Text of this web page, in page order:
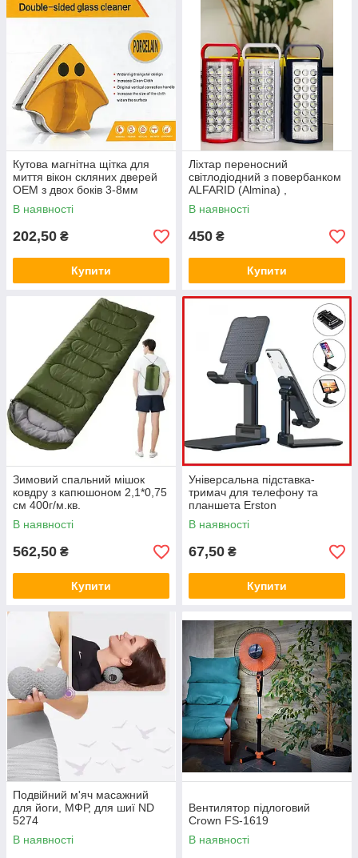
Кутова магнітна щітка для
миття вікон скляних дверей
OEM з двох боків 3-8мм
В наявності
202,50 ₴
Купити
Ліхтар переносний
світлодіодний з повербанком
ALFARID (Almina) ,
вбудований акумулятор DL-
2424 30000 MAH, 24 LED, ЗУ
В наявності
450 ₴
Купити
Зимовий спальний мішок
ковдру з капюшоном 2,1*0,75
см 400г/м.кв.
В наявності
562,50 ₴
Купити
Універсальна підставка-
тримач для телефону та
планшета Erston
В наявності
67,50 ₴
Купити
Подвійний м'яч масажний
для йоги, МФР, для шиї ND
5274
В наявності
Вентилятор підлоговий
Crown FS-1619
В наявності